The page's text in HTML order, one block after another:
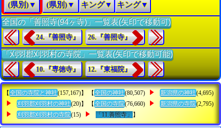
(県別)▼
(県別)▼
キング▼
キング▼
全国の「善照寺(94ヶ寺)」一覧表(矢印で移動可)
24.『善照寺』 26.『善照寺』
「刈羽郡刈羽村の寺院」一覧表(矢印で移動可能)
10.『専徳寺』 12.『東福院』
【 全国の寺院と神社(157,167)】 【 全国の神社(80,507) 新潟県の神社(4,695)
刈羽郡刈羽村の神社(20)】 【 全国の寺院(76,660) 新潟県の寺院(2,795)
刈羽郡刈羽村の寺院(15) 「11.善照寺」 】